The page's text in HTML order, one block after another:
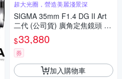
超大光圈，營造美麗淺景深
SIGMA 35mm F1.4 DG II Art
二代 (公司貨) 廣角定焦鏡頭 人
像鏡 全片幅無反微單眼鏡頭
$33,880
券
加入購物車